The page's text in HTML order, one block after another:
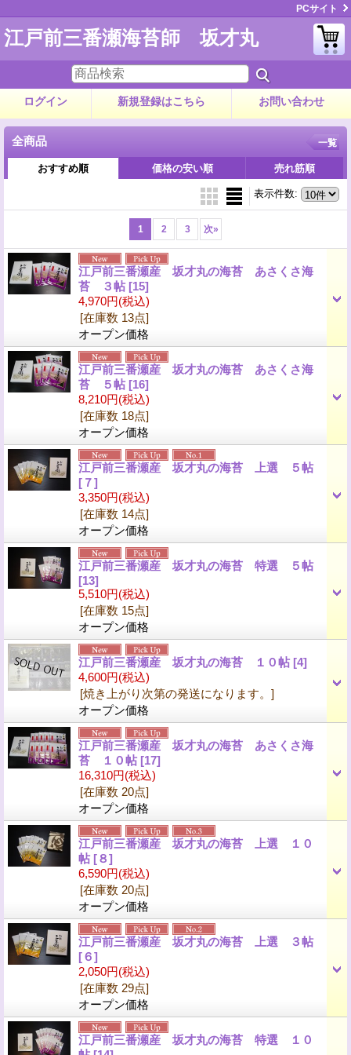
PCサイト
江戸前三番瀬海苔師 坂才丸
ログイン 新規登録はこちら お問い合わせ
全商品 一覧
おすすめ順 価格の安い順 売れ筋順
表示件数:
1 2 3 次»
江戸前三番瀬産 坂才丸の海苔 あさくさ海
苔 ３帖 [15]
4,970円(税込)
[在庫数 13点]
オープン価格
江戸前三番瀬産 坂才丸の海苔 あさくさ海
苔 ５帖 [16]
8,210円(税込)
[在庫数 18点]
オープン価格
江戸前三番瀬産 坂才丸の海苔 上選 ５帖
[７]
3,350円(税込)
[在庫数 14点]
オープン価格
江戸前三番瀬産 坂才丸の海苔 特選 ５帖
[13]
5,510円(税込)
[在庫数 15点]
オープン価格
江戸前三番瀬産 坂才丸の海苔 １０帖 [4]
4,600円(税込)
[焼き上がり次第の発送になります。]
オープン価格
江戸前三番瀬産 坂才丸の海苔 あさくさ海
苔 １０帖 [17]
16,310円(税込)
[在庫数 20点]
オープン価格
江戸前三番瀬産 坂才丸の海苔 上選 １０
帖 [８]
6,590円(税込)
[在庫数 20点]
オープン価格
江戸前三番瀬産 坂才丸の海苔 上選 ３帖
[６]
2,050円(税込)
[在庫数 29点]
オープン価格
江戸前三番瀬産 坂才丸の海苔 特選 １０